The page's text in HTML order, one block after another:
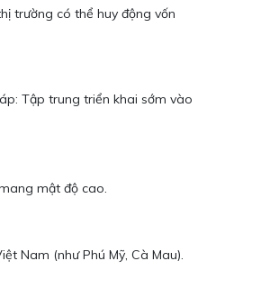
trường có thể huy động vốn
Tập trung triển khai sớm vào
mật độ cao.
Nam (như Phú Mỹ, Cà Mau).